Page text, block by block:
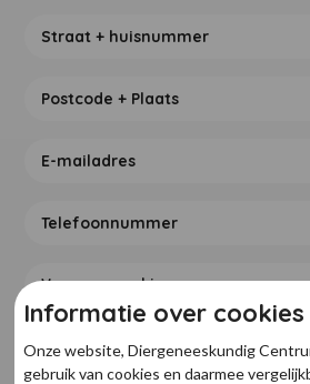
Informatie over cookies
Onze website, Diergeneeskundig
gebruik van cookies en daarmee